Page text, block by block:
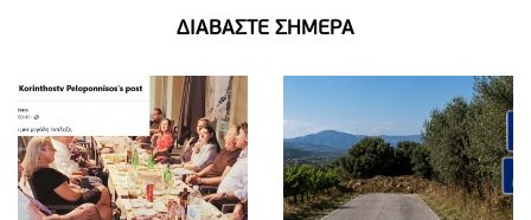
ΔΙΑΒΑΣΤΕ ΣΗΜΕΡΑ